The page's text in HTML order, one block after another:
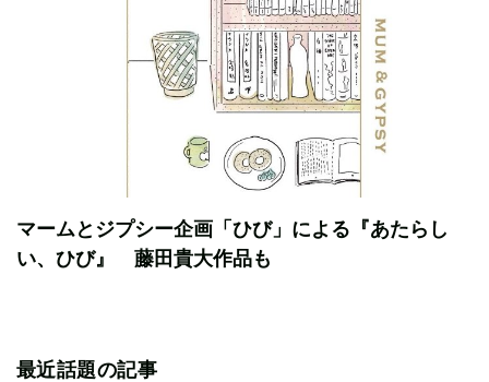
マームとジプシー企画「ひび」による『あたらし
い、ひび』 藤田貴大作品も
最近話題の記事